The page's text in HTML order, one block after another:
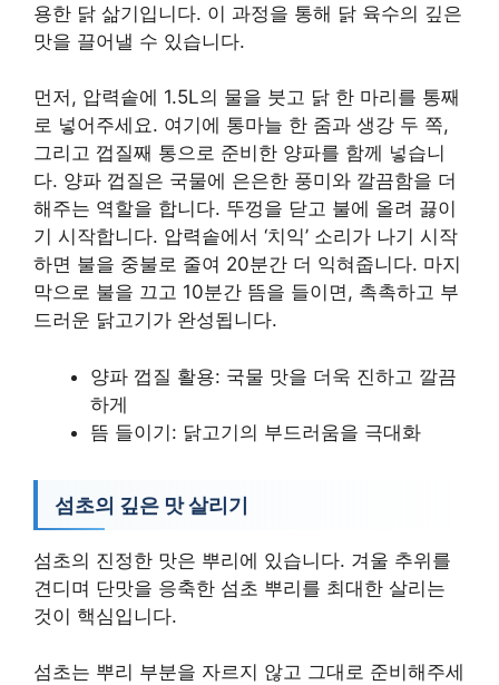
용한 닭 삶기입니다. 이 과정을 통해 닭 육수의 깊은
맛을 끌어낼 수 있습니다.
먼저, 압력솥에 1.5L의 물을 붓고 닭 한 마리를 통째
로 넣어주세요. 여기에 통마늘 한 줌과 생강 두 쪽,
그리고 껍질째 통으로 준비한 양파를 함께 넣습니
다. 양파 껍질은 국물에 은은한 풍미와 깔끔함을 더
해주는 역할을 합니다. 뚜껑을 닫고 불에 올려 끓이
기 시작합니다. 압력솥에서 ‘치익’ 소리가 나기 시작
하면 불을 중불로 줄여 20분간 더 익혀줍니다. 마지
막으로 불을 끄고 10분간 뜸을 들이면, 촉촉하고 부
드러운 닭고기가 완성됩니다.
양파 껍질 활용: 국물 맛을 더욱 진하고 깔끔
하게
뜸 들이기: 닭고기의 부드러움을 극대화
섬초의 깊은 맛 살리기
섬초의 진정한 맛은 뿌리에 있습니다. 겨울 추위를
견디며 단맛을 응축한 섬초 뿌리를 최대한 살리는
것이 핵심입니다.
섬초는 뿌리 부분을 자르지 않고 그대로 준비해주세